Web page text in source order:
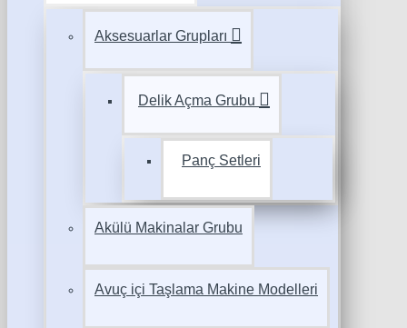
Aksesuarlar Grupları
Delik Açma Grubu
Panç Setleri
Akülü Makinalar Grubu
Avuç içi Taşlama Makine Modelleri